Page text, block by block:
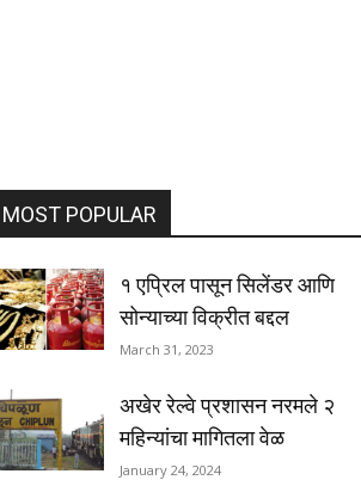
MOST POPULAR
१ एप्रिल पासून सिलेंडर आणि
सोन्याच्या विक्रीत बद्दल
March 31, 2023
अखेर रेल्वे प्रशासन नरमले २
महिन्यांचा मागितला वेळ
January 24, 2024